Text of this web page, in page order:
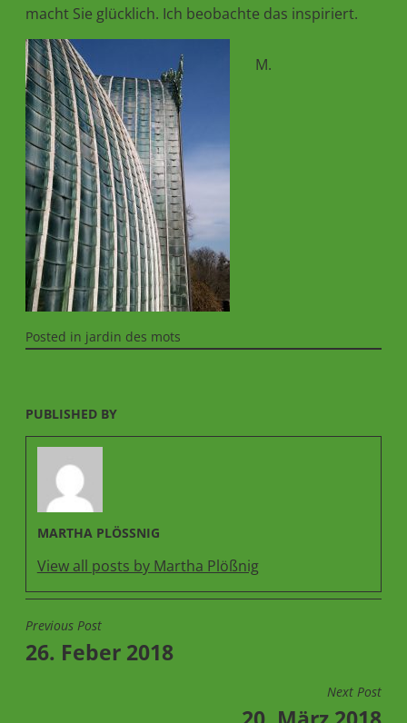
macht Sie glücklich. Ich beobachte das inspiriert.
M.
Posted in jardin des mots
PUBLISHED BY
MARTHA PLÖSSNIG
View all posts by Martha Plößnig
BEITRAGSNAVIGATION
Previous Post
26. Feber 2018
Next Post